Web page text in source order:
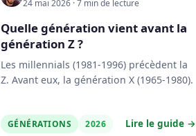
24 mai 2026 · 7 min de lecture
Quelle génération vient avant la
génération Z ?
Les millennials (1981-1996) précèdent la
Z. Avant eux, la génération X (1965-1980).
GÉNÉRATIONS 2026 Lire le guide →